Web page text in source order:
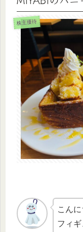
株主優待
こん
フィ